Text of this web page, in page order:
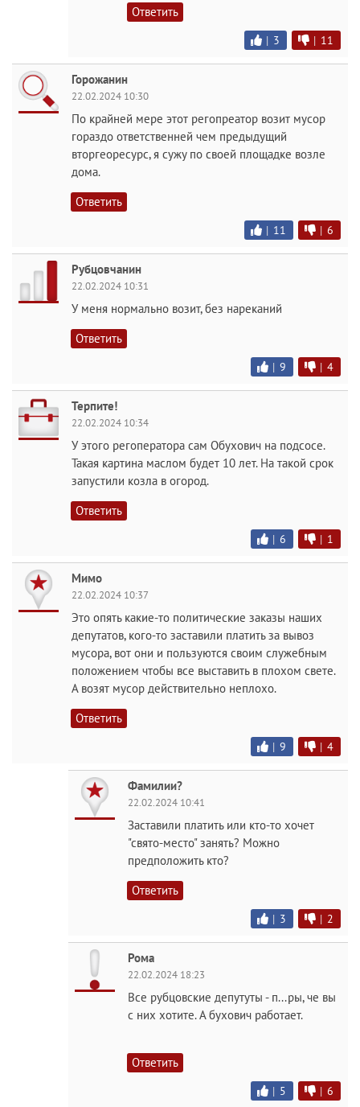
Ответить
| 3 | 11
Горожанин
22.02.2024 10:30
По крайней мере этот регопреатор возит мусор
гораздо ответственней чем предыдущий
вторгеоресурс, я сужу по своей площадке возле
дома.
Ответить
| 11 | 6
Рубцовчанин
22.02.2024 10:31
У меня нормально возит, без нареканий
Ответить
| 9 | 4
Терпите!
22.02.2024 10:34
У этого регоператора сам Обухович на подсосе.
Такая картина маслом будет 10 лет. На такой срок
запустили козла в огород.
Ответить
| 6 | 1
Мимо
22.02.2024 10:37
Это опять какие-то политические заказы наших
депутатов, кого-то заставили платить за вывоз
мусора, вот они и пользуются своим служебным
положением чтобы все выставить в плохом свете.
А возят мусор действительно неплохо.
Ответить
| 9 | 4
Фамилии?
22.02.2024 10:41
Заставили платить или кто-то хочет
"свято-место" занять? Можно
предположить кто?
Ответить
| 3 | 2
Рома
22.02.2024 18:23
Все рубцовские депутуты - п...ры, че вы
с них хотите. А бухович работает.
Ответить
| 5 | 6